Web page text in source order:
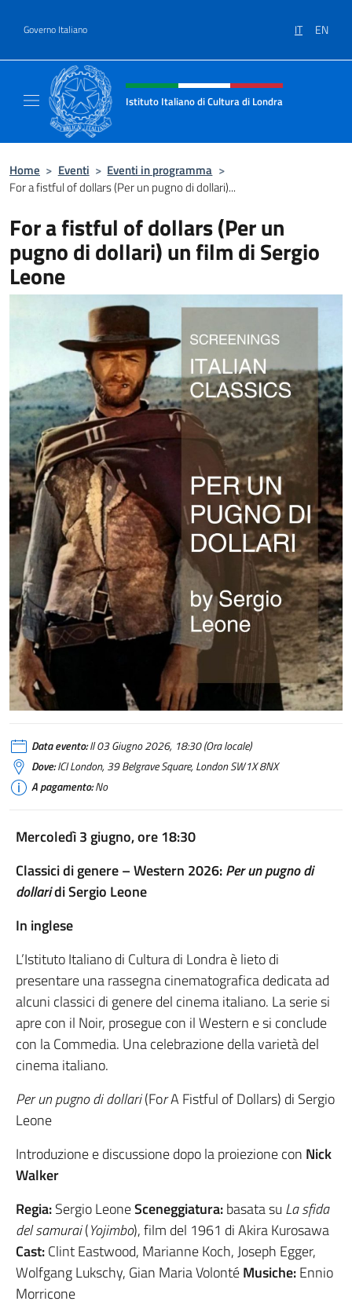
Governo Italiano IT EN
Intestazione sito, social e menù
Istituto Italiano di Cultura di Londra
Home > Eventi > Eventi in programma >
For a fistful of dollars (Per un pugno di dollari)...
For a fistful of dollars (Per un
pugno di dollari) un film di Sergio
Leone
Data evento:Il 03 Giugno 2026, 18:30 (Ora locale)
Dove:ICI London, 39 Belgrave Square, London SW1X 8NX
A pagamento:No
Mercoledì 3 giugno, ore 18:30
Classici di genere – Western 2026:Per un pugno di
dollaridi Sergio Leone
In inglese
L’Istituto Italiano di Cultura di Londra è lieto di
presentare una rassegna cinematografica dedicata ad
alcuni classici di genere del cinema italiano. La serie si
apre con il Noir, prosegue con il Western e si conclude
con la Commedia. Una celebrazione della varietà del
cinema italiano.
Per un pugno di dollari(ForA Fistful of Dollars) di Sergio
Leone
Introduzione e discussione dopo la proiezione con Nick
Walker
Regia:Sergio LeoneSceneggiatura:basata su La sfida
del samurai(Yojimbo), film del 1961 di Akira Kurosawa
Cast:Clint Eastwood, Marianne Koch, Joseph Egger,
Wolfgang Lukschy, Gian Maria VolontéMusiche:Ennio
Morricone